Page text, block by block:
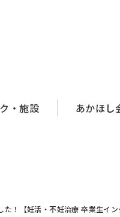
・施設 あかほし
！【妊活・不妊治療 卒業生イ